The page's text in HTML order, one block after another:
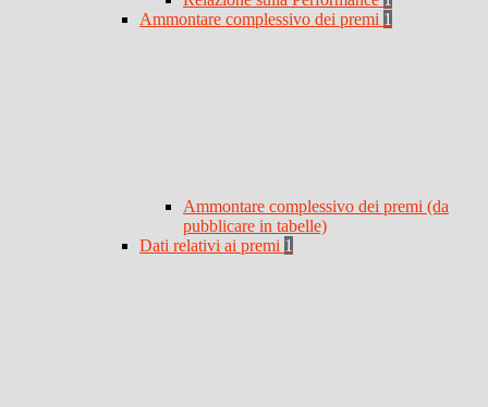
Ammontare complessivo dei premi 1
Ammontare complessivo dei premi (da
pubblicare in tabelle)
Dati relativi ai premi 1